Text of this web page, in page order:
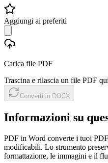
Aggiungi ai preferiti
Carica file PDF
Trascina e rilascia un file PDF
Converti in DOCX
Informazioni su
PDF in Word converte i tuoi
modificabili. Lo strumento
formattazione, le immagini e il